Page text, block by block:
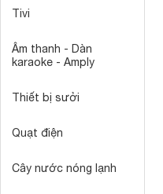
Tivi
Âm thanh - Dàn
karaoke - Amply
Thiết bị sưởi
Quạt điện
Cây nước nóng lạnh